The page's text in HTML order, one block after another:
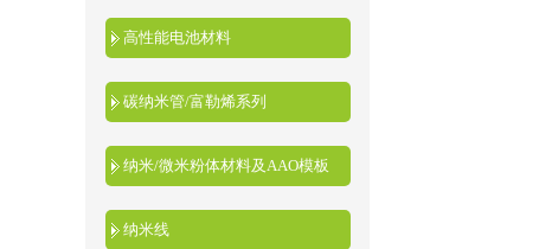
高性能电池材料
碳纳米管/富勒烯系列
纳米/微米粉体材料及AAO模板
纳米线